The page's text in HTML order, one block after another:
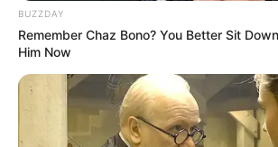
BUZZDAY
Remember Chaz Bono? You Better Sit
Him Now